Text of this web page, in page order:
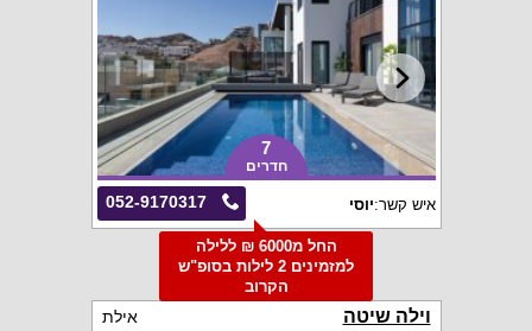
7
חדרים
052-9170317 איש קשר:יוסי
החל מ6000 ₪ ללילה
למזמינים 2 לילות בסופ"ש
הקרוב
וילה שיטה אילת